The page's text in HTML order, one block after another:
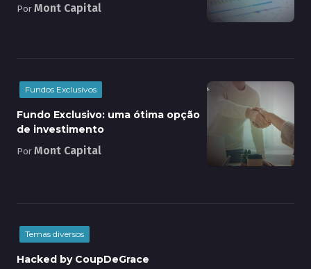
Por Mont Capital
Fundos Exclusivos
Fundo Exclusivo: uma ótima opção
de investimento
Por Mont Capital
Temas diversos
Hacked by CoupDeGrace